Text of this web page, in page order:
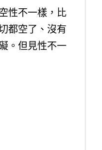
性不一樣，比
都空了、沒有
。但見性不一